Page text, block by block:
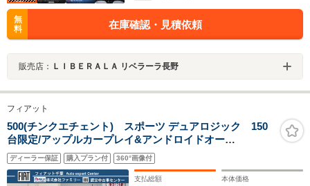
無
料
在庫確認・見積依頼
販売店： ＬＩＢＥＲＡＬＡ リベラーラ長野
フィアット
500(チンクエチェント) スポーツ デュアロジック 150
台限定/アップルカープレイ&アンドロイドオー
ト/USB/Bluetooth/ETC/16AW/HID/専用バンパー/シート/
ガラスルーフ/クルコン/TFT液晶メーター/保証書/取説/認
定中古
ディーラー保証 購入プラン付 360°画像付
支払総額 本体価格